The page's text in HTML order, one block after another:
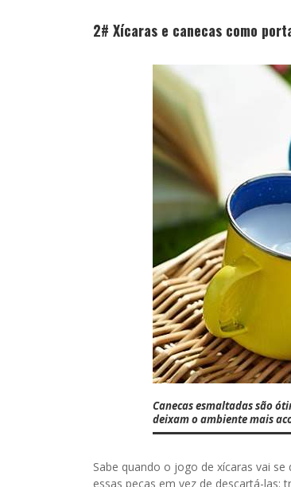
2# Xícaras e canecas como
Canecas esmaltadas são
deixam o ambiente mais
Sabe quando o jogo de xícaras vai
essas peças em vez de descartá-